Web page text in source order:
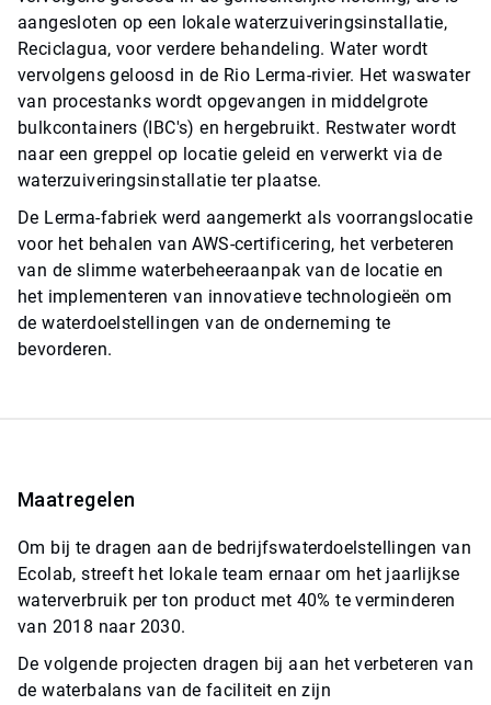
aangesloten op een lokale waterzuiveringsinstallatie,
Reciclagua, voor verdere behandeling. Water wordt
vervolgens geloosd in de Rio Lerma-rivier. Het waswater
van procestanks wordt opgevangen in middelgrote
bulkcontainers (IBC's) en hergebruikt. Restwater wordt
naar een greppel op locatie geleid en verwerkt via de
waterzuiveringsinstallatie ter plaatse.
De Lerma-fabriek werd aangemerkt als voorrangslocatie
voor het behalen van AWS-certificering, het verbeteren
van de slimme waterbeheeraanpak van de locatie en
het implementeren van innovatieve technologieën om
de waterdoelstellingen van de onderneming te
bevorderen.
Maatregelen
Om bij te dragen aan de bedrijfswaterdoelstellingen van
Ecolab, streeft het lokale team ernaar om het jaarlijkse
waterverbruik per ton product met 40% te verminderen
van 2018 naar 2030.
De volgende projecten dragen bij aan het verbeteren van
de waterbalans van de faciliteit en zijn